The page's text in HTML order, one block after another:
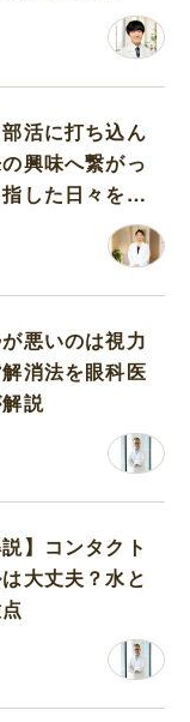
部活に打ち込ん
興味へ繋がっ
した日々を振
悪いのは視力
消法を眼科医
説
】コンタクト
大丈夫？水と